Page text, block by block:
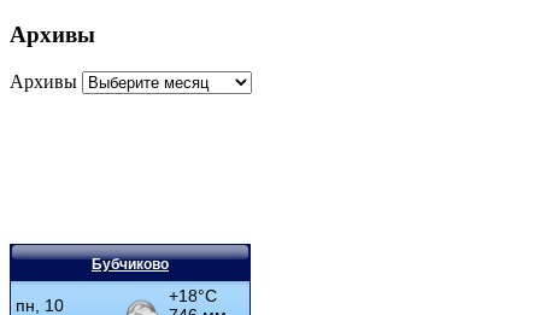
Архивы
Архивы
Бубчиково